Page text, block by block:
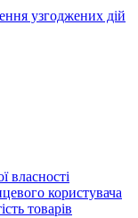
узгоджених дій
власності
користувача
товарів